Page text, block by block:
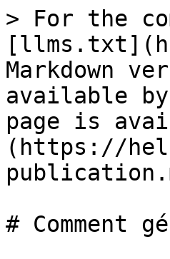
> For the
Markdown
available
page is
(https://
# Comment